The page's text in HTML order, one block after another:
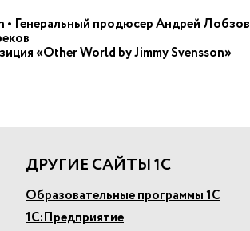
Генеральный продюсер Андрей Лобзов
«Other World by Jimmy Svensson»
ДРУГИЕ САЙТЫ 1С
Образовательные программы 1С
1С:Предприятие